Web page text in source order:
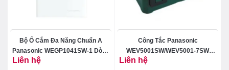
Bộ Ổ Cắm Đa Năng Chuẩn A
Panasonic WEGP1041SW-1 Dòng
Liên hệ
Công Tắc Panasonic
WEV5001SW/WEV5001-7SW
Dòng Wide 1 Chiều
Liên hệ